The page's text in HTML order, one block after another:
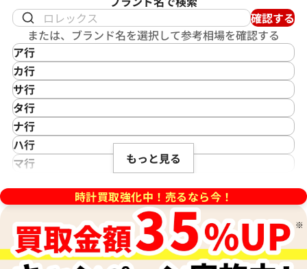
合わせください
電話で聞く
ックカーボン 416.YT.1120.VR
参考買取価格
価格はお問い合わせください
電話で聞く
確認する
または、ブランド名を選択して参考相場を確認する
ア行
IKEPOD
アイクポッド
IWC
アイダブリューシー
Azimuth
アジムース
ANONIMO
Alain Silberstein
アラン・シルベスタイン
Armand Nicolet
アルマン・ニコレ
WALTHAM
カ行
CASIO
カシオ
Cartier
カルティエ
Gaga Milano
ガガミラノ
Quinting
クインティング
Cuervo y Sobrinos
クエルボ・イ・ソブリノス
CVSTOS
サ行
Saint Laurent
サンローラン
Shellman
シェルマン
CITIZEN
シチズン
CHANEL
シャネル
Chopard
ショパール
タ行
TAG Heuer
タグ・ホイヤー
Daniel Roth
ダニエル・ロート
TUDOR
チューダー(チュードル)
Tiffany & Co.
ティファニー
Dior
ナ行
NOMOS Glashütte
ノモス グラスヒュッテ
ハ行
Hamilton
Harry Winston
Patek Philippe
パテック フィリップ
Panerai
マ行
モーリス・ラクロア
RALPH LAUREN
Richard Mille
リシャール・ミル
Louis Vuitton
もっと見る
時計買取強化中！売るなら今！